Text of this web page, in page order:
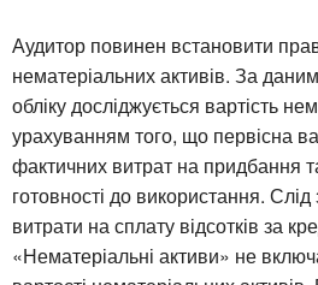
Аудитор повинен встановити
нематеріальних активів. За
обліку досліджується вартість
урахуванням того, що первісна
фактичних витрат на придбання
готовності до використання.
витрати на сплату відсотків за
«Нематеріальні активи» не